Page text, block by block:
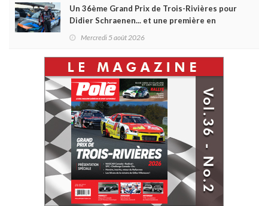
Un 36ème Grand Prix de Trois-Rivières pour
Didier Schraenen... et une première en
Mercredi 5 août 2026